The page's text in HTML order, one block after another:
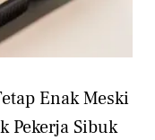
Enak Meski
Pekerja Sibuk